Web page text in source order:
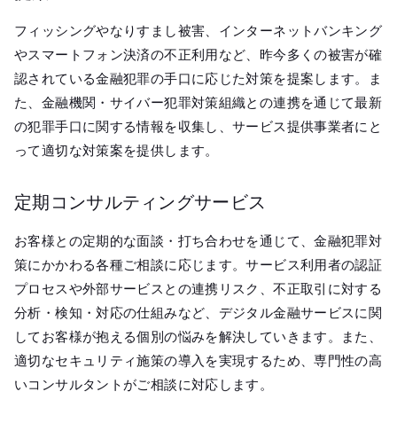
フィッシングやなりすまし被害、インターネットバンキング
やスマートフォン決済の不正利用など、昨今多くの被害が確
認されている金融犯罪の手口に応じた対策を提案します。ま
た、金融機関・サイバー犯罪対策組織との連携を通じて最新
の犯罪手口に関する情報を収集し、サービス提供事業者にと
って適切な対策案を提供します。
定期コンサルティングサービス
お客様との定期的な面談・打ち合わせを通じて、金融犯罪対
策にかかわる各種ご相談に応じます。サービス利用者の認証
プロセスや外部サービスとの連携リスク、不正取引に対する
分析・検知・対応の仕組みなど、デジタル金融サービスに関
してお客様が抱える個別の悩みを解決していきます。また、
適切なセキュリティ施策の導入を実現するため、専門性の高
いコンサルタントがご相談に対応します。